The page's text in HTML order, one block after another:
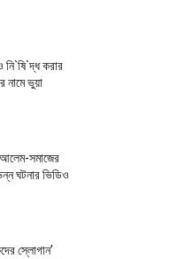
করার
নামে ভুয়া
আলেম-সমাজের
ঘটনার ভিডিও
স্লোগান’